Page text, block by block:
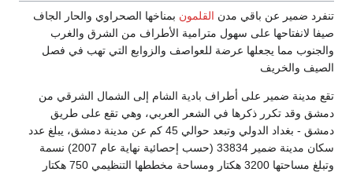
تنفرد ضمير عن باقي مدن القلمون بمناخها الصحراوي والحار الجاف
صيفا لانفتاحها على سهول مترامية الأطراف من الشرق والغرب
والجنوب مما يجعلها عرضة للعواصف والزوابع التي تهب في فصل
الصيف والخريف
تقع مدينة ضمير على أطراف بادية الشام إلى الشمال الشرقي من
دمشق وقد تكرر ذكرها في الشعر العربي، وهي تقع على طريق
دمشق - بغداد الدولي وتبعد حوالي 45 كم عن مدينة دمشق، يبلغ عدد
سكان مدينة ضمير 33834 (حسب إحصائية نهاية عام 2007) نسمة
وتبلغ مساحتها 3200 هكتار ومساحة مخططها التنظيمي 750 هكتار